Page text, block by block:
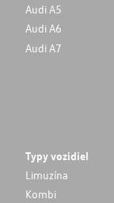
Audi A5
Audi A6
Audi A7
Typy vozidiel
Limuzína
Kombi